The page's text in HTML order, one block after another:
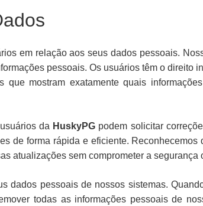
em relação aos seus dados pessoais.
pessoais. Os usuários têm o direito
mostram exatamente quais
da HuskyPG podem solicitar
de forma rápida e eficiente.
atualizações sem comprometer a segurança
dados pessoais de nossos sistemas.
todas as informações pessoais de